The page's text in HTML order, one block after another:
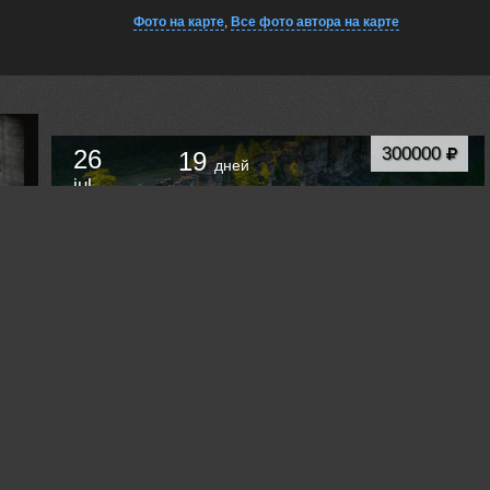
Фото на карте, Все фото автора на карте
300000
26
jul.
19дней